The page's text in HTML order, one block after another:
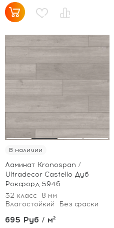
В наличии
Ламинат Kronospan /
Ultradecor Castello Дуб
Рокфорд 5946
32 класс
8 мм
Влагостойкий
Без фаски
695 Руб / м²